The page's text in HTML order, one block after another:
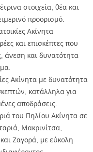
στοιχεία, θέα και
προορισμό.
Ακίνητα
και επισκέπτες που
άνεση και δυνατότητα
Ακίνητα με δυνατότητα
κατάλληλα για
αποδράσεις.
του Πηλίου Ακίνητα σε
Μακρινίτσα,
Ζαγορά, με εύκολη